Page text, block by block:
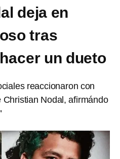
deja en
tras
un dueto
reaccionaron con
Nodal, afirmándo